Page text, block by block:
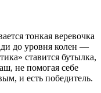
тонкая веревочка
до уровня колен —
ставится бутылка,
не помогая себе
и есть победитель.